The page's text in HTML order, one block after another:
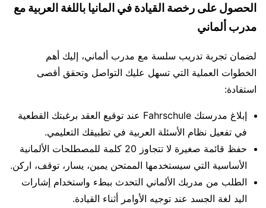
الحصول على رخصة القيادة في المانيا باللغة العربية مع
مدرب ألماني
لضمان تجربة تدريب سلسة مع مدرب ألماني، إليك أهم
الخطوات العملية التي تسهل عليك التواصل وتحقق أقصى
استفادة:
إبلاغ مدرستك Fahrschule عند توقيع العقد برغبتك القطعية
في تفعيل نظام الأسئلة العربية في تطبيقك التعليمي.
حفظ قائمة صغيرة لا تتجاوز 20 كلمة للمصطلحات الألمانية
الأساسية التي سيستخدمها الممتحن يمين، يسار، توقف، اركن.
الطلب من مدربك الألماني التحدث ببطء واستخدام إشارات
اليد لغة الجسد عند توجيه الأوامر أثناء القيادة.